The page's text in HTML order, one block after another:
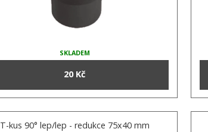
SKLADEM
20 Kč
T-kus 90° lep/lep - redukce 75x40 mm